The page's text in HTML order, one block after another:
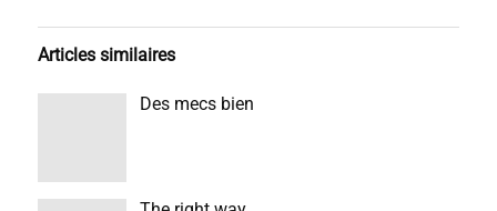
Articles similaires
Des mecs bien